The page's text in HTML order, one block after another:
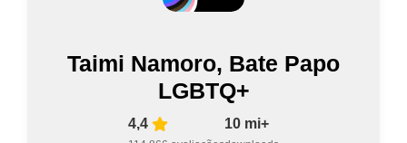
Taimi Namoro, Bate Papo
LGBTQ+
4,4 10 mi+